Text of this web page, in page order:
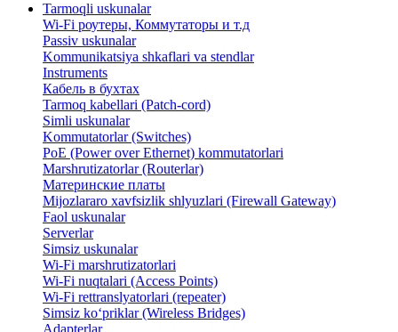
Tarmoqli uskunalar
Wi-Fi роутеры, Коммутаторы и т.д
Passiv uskunalar
Kommunikatsiya shkaflari va stendlar
Instruments
Кабель в бухтах
Tarmoq kabellari (Patch-cord)
Simli uskunalar
Kommutatorlar (Switches)
PoE (Power over Ethernet) kommutatorlari
Marshrutizatorlar (Routerlar)
Материнские платы
Mijozlararo xavfsizlik shlyuzlari (Firewall Gateway)
Faol uskunalar
Serverlar
Simsiz uskunalar
Wi-Fi marshrutizatorlari
Wi-Fi nuqtalari (Access Points)
Wi-Fi rettranslyatorlari (repeater)
Simsiz ko‘priklar (Wireless Bridges)
Adapterlar